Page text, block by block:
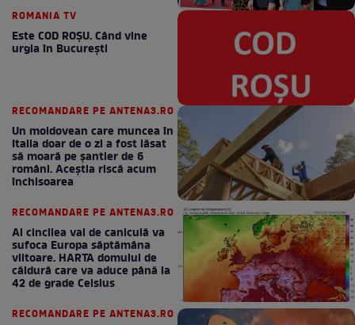
ROMANIA TV
Este COD ROŞU. Când vine
urgia în Bucureşti
RECOMANDARE PE ANTENA3.RO
Un moldovean care muncea în
Italia doar de o zi a fost lăsat
să moară pe şantier de 6
români. Aceștia riscă acum
închisoarea
RECOMANDARE PE ANTENA3.RO
Al cincilea val de caniculă va
sufoca Europa săptămâna
viitoare. HARTA domului de
căldură care va aduce până la
42 de grade Celsius
RECOMANDARE PE ANTENA3.RO